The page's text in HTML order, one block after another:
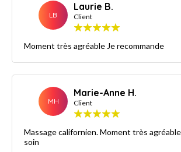
LB
Laurie B.
Client
Moment très agréable Je recommande
MH
Marie-Anne H.
Client
Massage californien. Moment très
soin